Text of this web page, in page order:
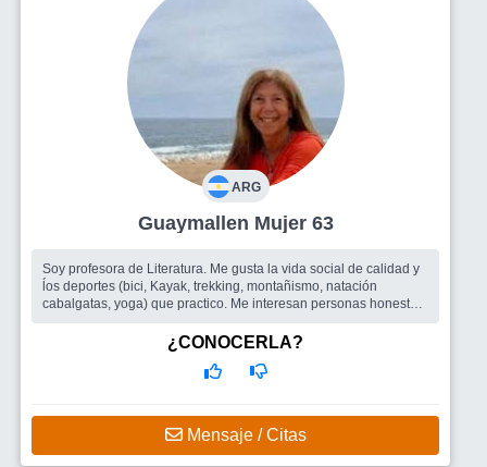
ARG
Guaymallen Mujer 63
Soy profesora de Literatura. Me gusta la vida social de calidad y
ĺos deportes (bici, Kayak, trekking, montañismo, natación
cabalgatas, yoga) que practico. Me interesan personas honestas,
Amigos/as de buena madera para compartir salidas,
paseos. Eventualmente, un compañero disponible para construir
una relación sentimental madura, contributiva en el afecto, de
¿CONOCERLA?
Mensaje / Citas